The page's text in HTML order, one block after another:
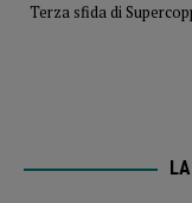
Terza sfida di